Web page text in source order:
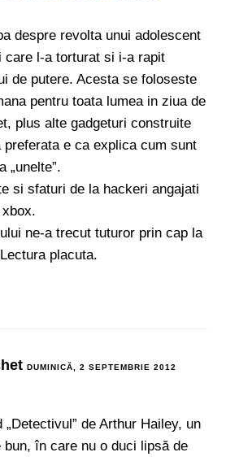
despre revolta unui adolescent
care l-a torturat si i-a rapit
de putere. Acesta se foloseste
pentru toata lumea in ziua de
plus alte gadgeturi construite
preferata e ca explica cum sunt
„unelte”.
si sfaturi de la hackeri angajati
ne-a trecut tuturor prin cap la
placuta.
DUMINICĂ, 2 SEPTEMBRIE 2012
de Arthur Hailey, un
în care nu o duci lipsă de